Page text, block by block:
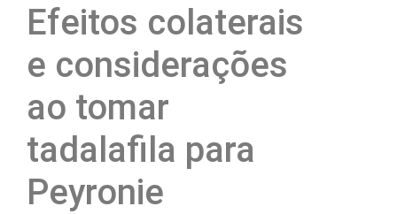
Efeitos colaterais
e considerações
ao tomar
tadalafila para
Peyronie